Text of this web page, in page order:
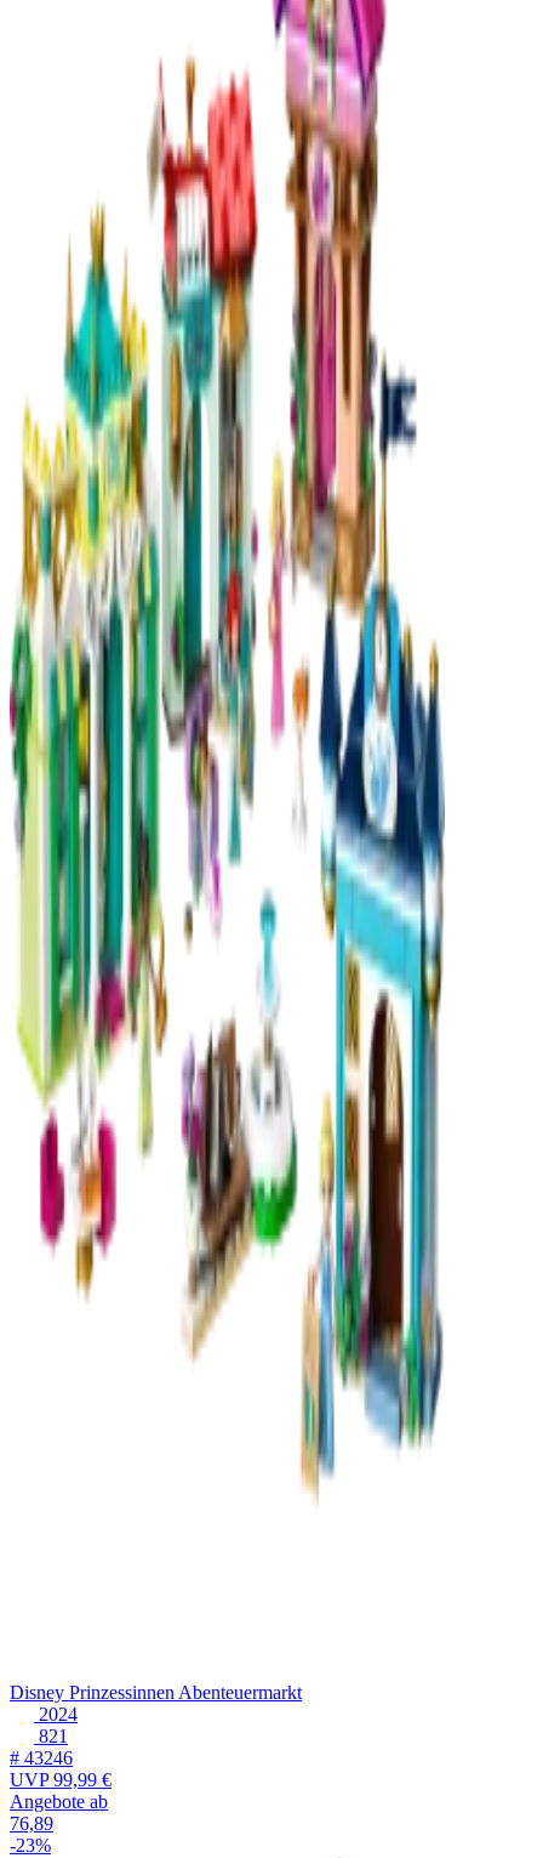
Disney Prinzessinnen Abenteuermarkt
2024
821
# 43246
UVP99,99 €
Angebote ab
76,89
-23%